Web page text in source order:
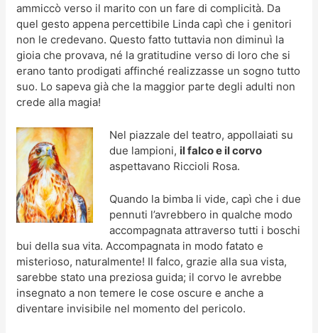
ammiccò verso il marito con un fare di complicità. Da
quel gesto appena percettibile Linda capì che i genitori
non le credevano. Questo fatto tuttavia non diminuì la
gioia che provava, né la gratitudine verso di loro che si
erano tanto prodigati affinché realizzasse un sogno tutto
suo. Lo sapeva già che la maggior parte degli adulti non
crede alla magia!
Nel piazzale del teatro, appollaiati su
due lampioni, il falco e il corvo
aspettavano Riccioli Rosa.
Quando la bimba li vide, capì che i due
pennuti l’avrebbero in qualche modo
accompagnata attraverso tutti i boschi
bui della sua vita. Accompagnata in modo fatato e
misterioso, naturalmente! Il falco, grazie alla sua vista,
sarebbe stato una preziosa guida; il corvo le avrebbe
insegnato a non temere le cose oscure e anche a
diventare invisibile nel momento del pericolo.